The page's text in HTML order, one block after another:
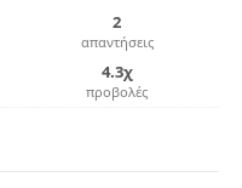
2
απαντήσεις
4.3χ
προβολές